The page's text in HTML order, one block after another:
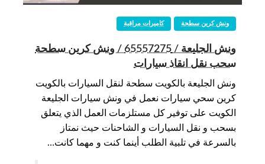
كاميرات مراقبة ونش كرين سطحة
ونش الجليعة / 65557275 / ونش كرين سطحة
سحب نقل انقاذ سيارات
ونش الجليعة بالكويت سطحة لنقل السيارات بالكويت
كرين سحي سيارات نعمل في ونش سيارات الجليعة
الكويت على توفير كل مستلزمات العمل الذي يتعلق
بسحب و نقل السيارات و الشاحنات حيث نمتاز
بالسرعة في تلبية الطلب أينما كنت و مهما كانت…